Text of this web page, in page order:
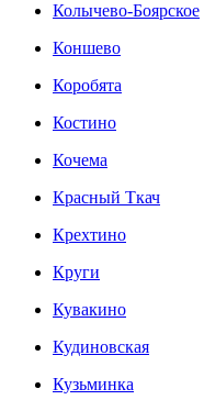
Колычево-Боярское
Коншево
Коробята
Костино
Кочема
Красный Ткач
Крехтино
Круги
Кувакино
Кудиновская
Кузьминка